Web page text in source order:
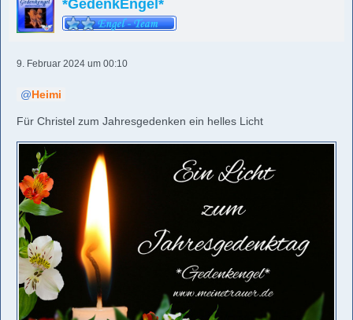
*GedenkEngel*
9. Februar 2024 um 00:10
Heimi
Für Christel zum Jahresgedenken ein helles Licht